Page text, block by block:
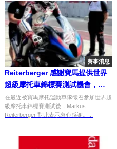
賽事消息
Reiterberger 感謝寶馬提供世界
超級摩托車錦標賽測試機會，為
EWC Bol d’Or 決賽做好準備
在最近被寶馬摩托運動車隊徵召參加世界超
級摩托車錦標賽測試後，Markus
Reiterberger 對此表示衷心感謝。...